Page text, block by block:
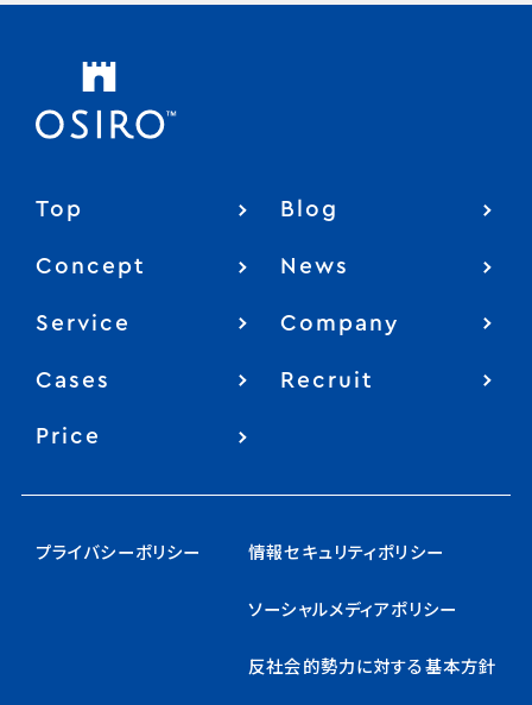
Top
Concept
Service
Cases
Price
Blog
News
Company
Recruit
プライバシーポリシー 情報セキュリティポリシー
ソーシャルメディアポリシー
反社会的勢力に対する基本方針